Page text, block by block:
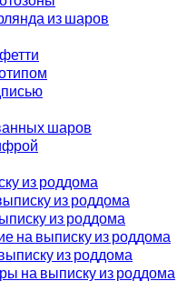
из шаров
шаров
из роддома
из роддома
из роддома
на выписку из роддома
из роддома
на выписку из роддома